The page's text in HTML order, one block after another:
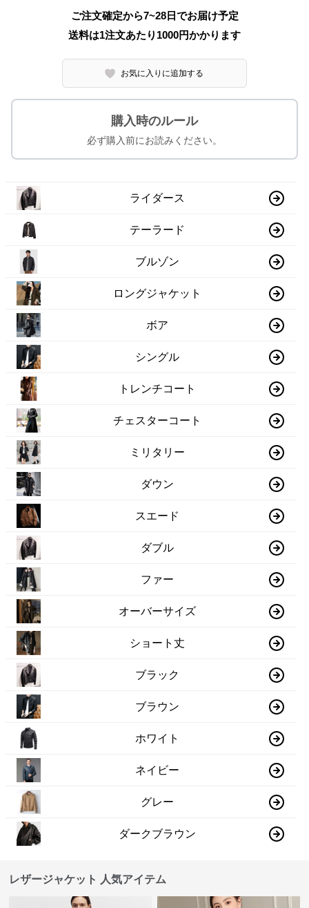
ご注文確定から7~28日でお届け予定
送料は1注文あたり 1000円かかります
お気に入りに追加する
購入時のルール
必ず購入前にお読みください。
ライダース
テーラード
ブルゾン
ロングジャケット
ボア
シングル
トレンチコート
チェスターコート
ミリタリー
ダウン
スエード
ダブル
ファー
オーバーサイズ
ショート丈
ブラック
ブラウン
ホワイト
ネイビー
グレー
ダークブラウン
レザージャケット 人気アイテム